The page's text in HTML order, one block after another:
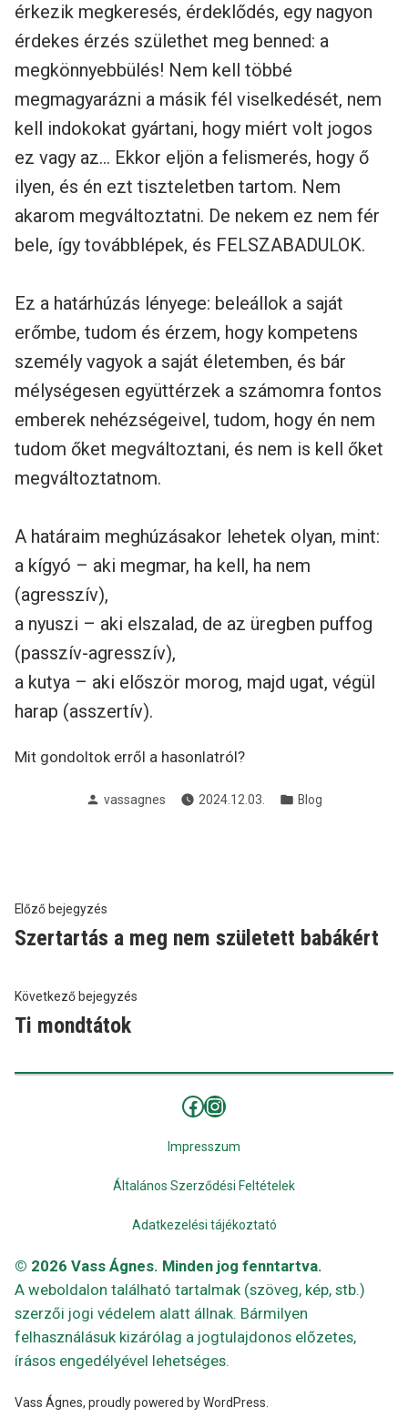
érkezik megkeresés, érdeklődés, egy nagyon
érdekes érzés születhet meg benned: a
megkönnyebbülés! Nem kell többé
megmagyarázni a másik fél viselkedését, nem
kell indokokat gyártani, hogy miért volt jogos
ez vagy az… Ekkor eljön a felismerés, hogy ő
ilyen, és én ezt tiszteletben tartom. Nem
akarom megváltoztatni. De nekem ez nem fér
bele, így továbblépek, és FELSZABADULOK.
Ez a határhúzás lényege: beleállok a saját
erőmbe, tudom és érzem, hogy kompetens
személy vagyok a saját életemben, és bár
mélységesen együttérzek a számomra fontos
emberek nehézségeivel, tudom, hogy én nem
tudom őket megváltoztani, és nem is kell őket
megváltoztatnom.
A határaim meghúzásakor lehetek olyan, mint:
a kígyó – aki megmar, ha kell, ha nem
(agresszív),
a nyuszi – aki elszalad, de az üregben puffog
(passzív-agresszív),
a kutya – aki először morog, majd ugat, végül
harap (asszertív).
Mit gondoltok erről a hasonlatról?
Szerző
vassagnes 2024.12.03. Kategória:
Blog
Bejegyzés
navigáció
Előző bejegyzés
bejegyzés:
Szertartás a meg nem született babákért
Következő bejegyzés
Ti mondtátok
Facebook
Instagram
Impresszum
Általános Szerződési Feltételek
Adatkezelési tájékoztató
© 2026 Vass Ágnes. Minden jog fenntartva.
A weboldalon található tartalmak (szöveg, kép, stb.)
szerzői jogi védelem alatt állnak. Bármilyen
felhasználásuk kizárólag a jogtulajdonos előzetes,
írásos engedélyével lehetséges.
Vass Ágnes, proudly powered by WordPress